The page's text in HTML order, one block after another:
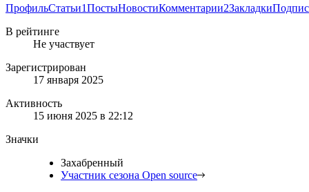
ПрофильСтатьи1ПостыНовостиКомментарии2Закладки
В рейтинге
Не участвует
Зарегистрирован
17 января 2025
Активность
15 июня 2025 в 22:12
Значки
Захабренный
Участник сезона Open source